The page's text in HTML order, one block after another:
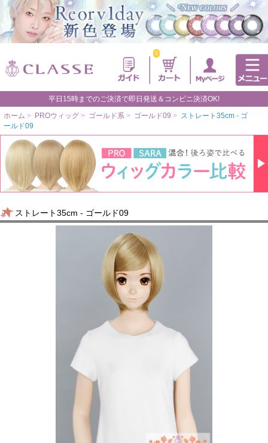
0
平日15時までのご決済で即日発送＆コンビニ決済OK!
ホーム > PROウィッグ > ゴールド系 > ゴールド09 > ストレート35cm - ゴ
ールド09
ストレート35cm - ゴールド09